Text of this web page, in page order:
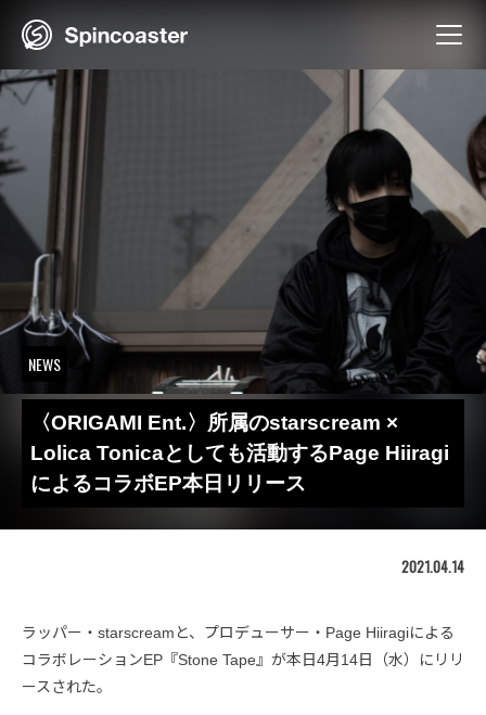
NEWS
〈ORIGAMI Ent.〉所属のstarscream ×
Lolica Tonicaとしても活動するPage Hiiragi
によるコラボEP本日リリース
2021.04.14
ラッパー・starscreamと、プロデューサー・Page Hiiragiによる
コラボレーションEP『Stone Tape』が本日4月14日（水）にリリ
ースされた。